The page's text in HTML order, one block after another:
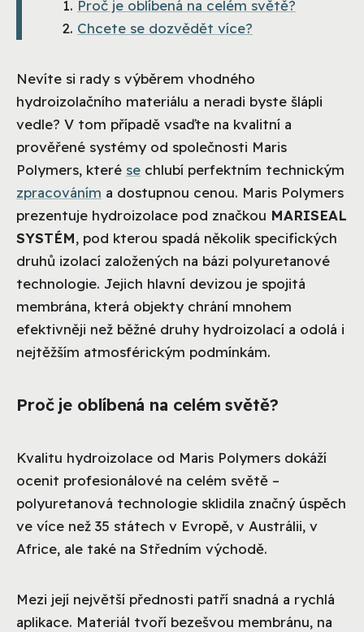
Proč je oblíbená na celém světě?
Chcete se dozvědět více?
Nevíte si rady s výběrem vhodného
hydroizolačního materiálu a neradi byste šlápli
vedle? V tom případě vsaďte na kvalitní a
prověřené systémy od společnosti Maris
Polymers, které se chlubí perfektním technickým
zpracováním a dostupnou cenou. Maris Polymers
prezentuje hydroizolace pod značkou MARISEAL
SYSTÉM, pod kterou spadá několik specifických
druhů izolací založených na bázi polyuretanové
technologie. Jejich hlavní devizou je spojitá
membrána, která objekty chrání mnohem
efektivněji než běžné druhy hydroizolací a odolá i
nejtěžším atmosférickým podmínkám.
Proč je oblíbená na celém světě?
Kvalitu hydroizolace od Maris Polymers dokáží
ocenit profesionálové na celém světě –
polyuretanová technologie sklidila značný úspěch
ve více než 35 státech v Evropě, v Austrálii, v
Africe, ale také na Středním východě.
Mezi její největší přednosti patří snadná a rychlá
aplikace. Materiál tvoří bezešvou membránu, na